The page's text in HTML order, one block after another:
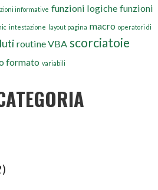
informative funzioni logiche funzioni
intestazione layout pagina macro operatori di
routine VBA scorciatoie
formato variabili